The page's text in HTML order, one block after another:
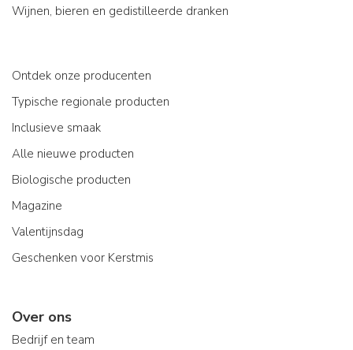
Wijnen, bieren en gedistilleerde dranken
Ontdek onze producenten
Typische regionale producten
Inclusieve smaak
Alle nieuwe producten
Biologische producten
Magazine
Valentijnsdag
Geschenken voor Kerstmis
Over ons
Bedrijf en team